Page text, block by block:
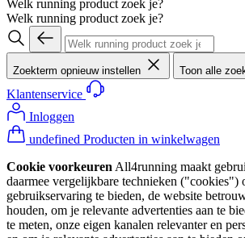
Welk running product zoek je?
Welk running product zoek je?
Zoekterm opnieuw instellen Toon alle
Klantenservice
Inloggen
undefined Producten in winkelwagen
Cookie voorkeuren All4running maakt
daarmee vergelijkbare technieken ("cookies")
gebruikservaring te bieden, de website
houden, om je relevante advertenties aan te
te meten, onze eigen kanalen relevanter en